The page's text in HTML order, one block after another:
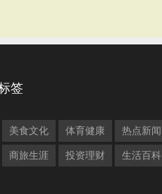
签
美食文化 体育健康 热点新闻
商旅生涯 投资理财 生活百科